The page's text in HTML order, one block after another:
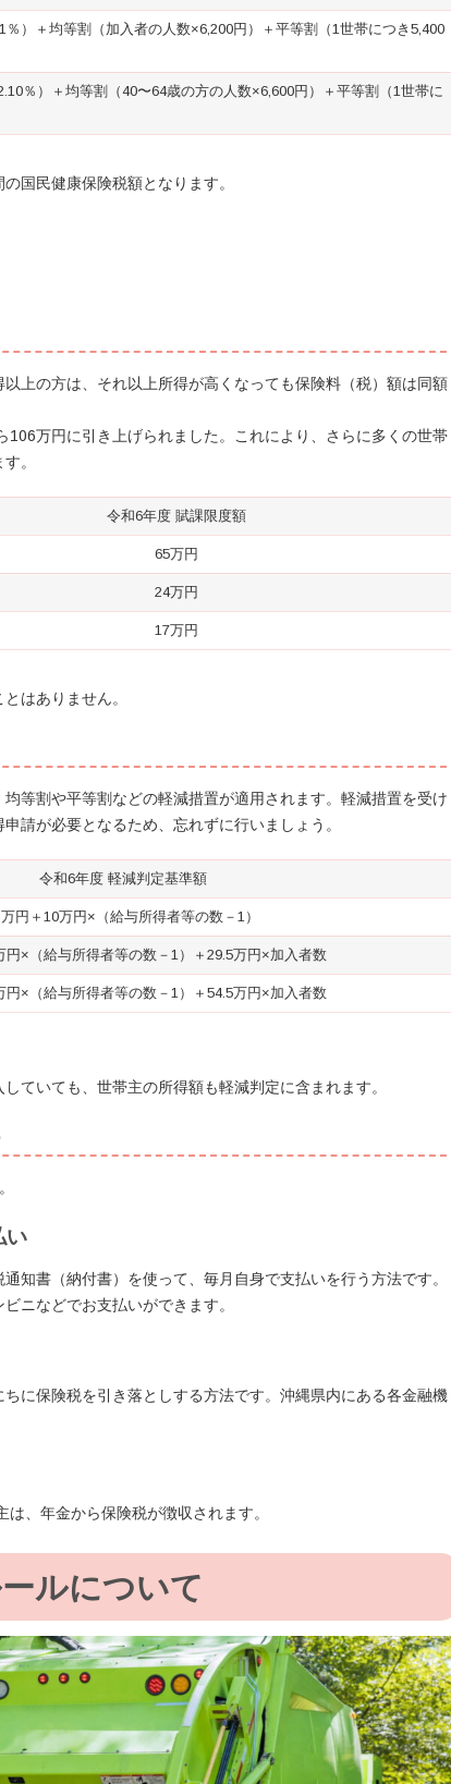
）＋均等割（加入者の人数×6,200円）＋平等割（1世帯につき5,400
％）＋均等割（40〜64歳の方の人数×6,600円）＋平等割（1世帯に
国民健康保険税額となります。
上の方は、それ以上所得が高くなっても保険料（税）額は同額
106万円に引き上げられました。これにより、さらに多くの世帯
。
令和6年度 賦課限度額
65万円
24万円
17万円
はありません。
等割や平等割などの軽減措置が適用されます。軽減措置を受け
請が必要となるため、忘れずに行いましょう。
令和6年度 軽減判定基準額
円＋10万円×（給与所得者等の数－1）
円×（給与所得者等の数－1）＋29.5万円×加入者数
円×（給与所得者等の数－1）＋54.5万円×加入者数
ていても、世帯主の所得額も軽減判定に含まれます。
い
知書（納付書）を使って、毎月自身で支払いを行う方法です。
ニなどでお支払いができます。
に保険税を引き落としする方法です。沖縄県内にある各金融機
、年金から保険税が徴収されます。
ルについて